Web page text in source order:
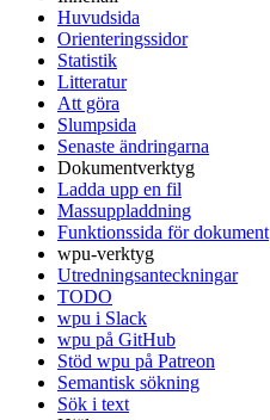
Huvudsida
Orienteringssidor
Statistik
Litteratur
Att göra
Slumpsida
Senaste ändringarna
Dokumentverktyg
Ladda upp en fil
Massuppladdning
Funktionssida för dokument
wpu-verktyg
Utredningsanteckningar
TODO
wpu i Slack
wpu på GitHub
Stöd wpu på Patreon
Semantisk sökning
Sök i text